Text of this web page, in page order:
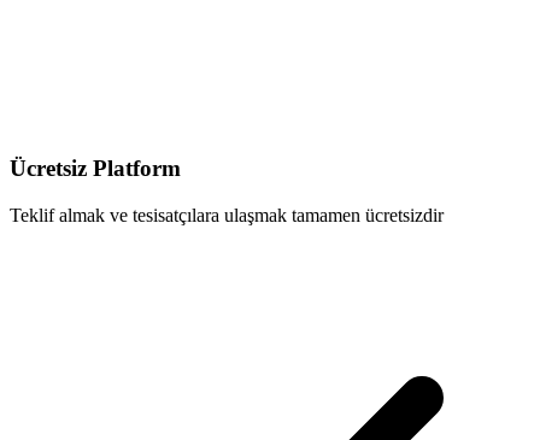
Ücretsiz Platform
Teklif almak ve tesisatçılara ulaşmak tamamen ücretsizdir